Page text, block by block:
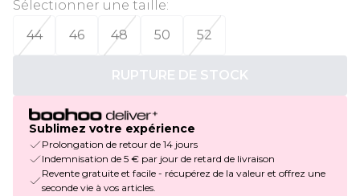
Sélectionner une taille:
44
46 48 50 52
RUPTURE DE STOCK
Sublimez votre expérience
Prolongation de retour de 14 jours
Indemnisation de 5 € par jour de retard de livraison
Revente gratuite et facile - récupérez de la valeur et offrez une
seconde vie à vos articles.